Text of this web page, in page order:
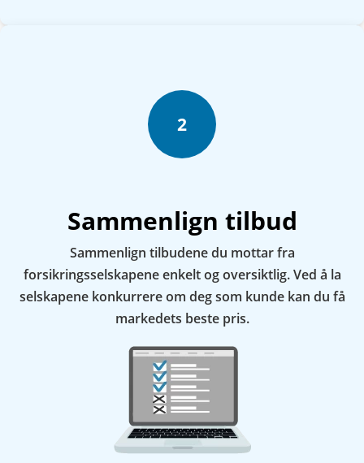
2
Sammenlign tilbud
Sammenlign tilbudene du mottar fra
forsikringsselskapene enkelt og oversiktlig. Ved å la
selskapene konkurrere om deg som kunde kan du få
markedets beste pris.